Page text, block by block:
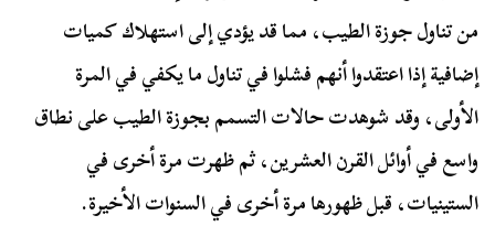
من تناول جوزة الطيب، مما قد يؤدي إلى استهلاك كميات
إضافية إذا اعتقدوا أنهم فشلوا في تناول ما يكفي في المرة
الأولى، وقد شوهدت حالات التسمم بجوزة الطيب على نطاق
واسع في أوائل القرن العشرين، ثم ظهرت مرة أخرى في
الستينيات، قبل ظهورها مرة أخرى في السنوات الأخيرة.